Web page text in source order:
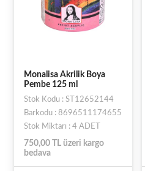
Monalisa Akrilik Boya
Pembe 125 ml
Stok Kodu : ST12652144
Barkodu : 8696511174655
Stok Miktarı : 4 ADET
750,00 TL üzeri kargo
bedava